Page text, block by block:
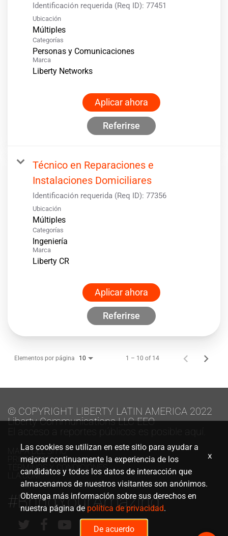
Identificación requerida (Req ID): 77451
Ubicación
Múltiples
Categorías
Personas y Comunicaciones
Marca
Liberty Networks
Aplicar ahora
Referirse
Técnico en Reparaciones e
Instalaciones Domiciliares
Identificación requerida (Req ID): 77356
Ubicación
Múltiples
Categorías
Ingeniería
Marca
Liberty CR
Aplicar ahora
Referirse
Elementos por página 10 1 – 10 of 14
© COPYRIGHT LIBERTY LATIN AMERICA 2022
Liberty Communications LLC EEO
El acceso a reportes públicos es posible aquí.
MAPA DEL SITIO
PRIVACIDAD
TÉRMINOS Y CONDICIONES
LLA.COM
#BringYourAmazing
Las cookies se utilizan en este sitio para ayudar a
mejorar continuamente la experiencia de los
candidatos y todos los datos de interacción que
almacenamos de nuestros visitantes son anónimos.
Obtenga más información sobre sus derechos en
nuestra página de política de privacidad.
De acuerdo
x